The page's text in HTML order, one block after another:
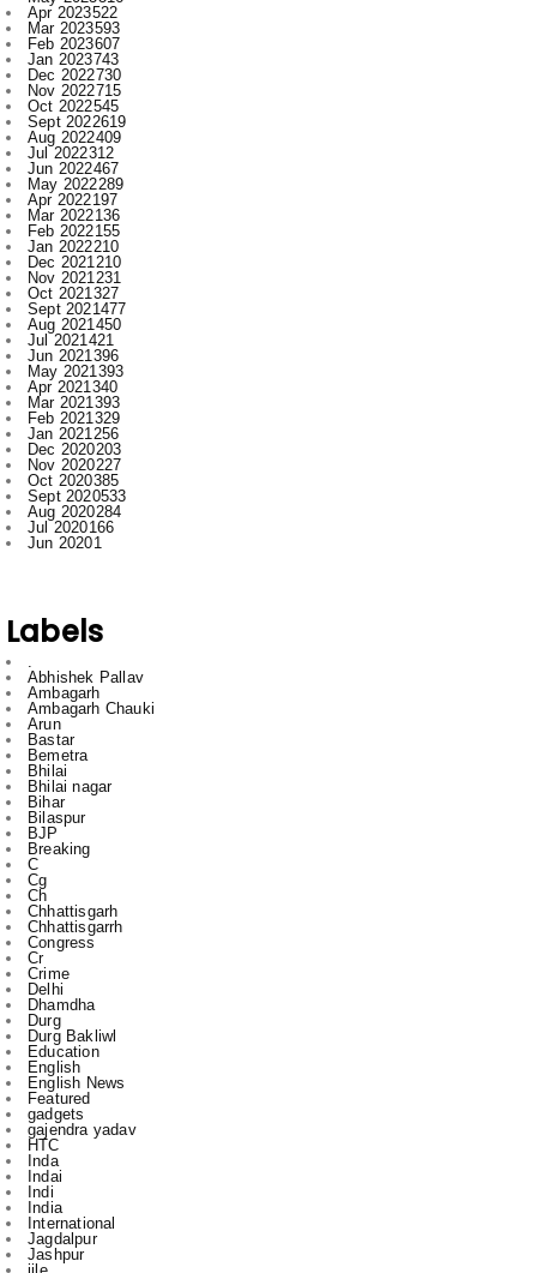
Dec 2022730
Nov 2022715
Oct 2022545
Sept 2022619
Aug 2022409
Jul 2022312
Jun 2022467
May 2022289
Apr 2022197
Mar 2022136
Feb 2022155
Jan 2022210
Dec 2021210
Nov 2021231
Oct 2021327
Sept 2021477
Aug 2021450
Jul 2021421
Jun 2021396
May 2021393
Apr 2021340
Mar 2021393
Feb 2021329
Jan 2021256
Dec 2020203
Nov 2020227
Oct 2020385
Sept 2020533
Aug 2020284
Jul 2020166
Jun 20201
Ambagarh
Ambagarh Chauki
Bastar
Bemetra
Bhilai
Bhilai nagar
Bihar
Bilaspur
BJP
Breaking
C
Cg
Ch
Chhattisgarh
Chhattisgarrh
Congress
Cr
Crime
Delhi
Dhamdha
Durg
Durg Bakliwl
Education
English
English News
Featured
gadgets
gajendra yadav
HTC
Inda
Indai
Indi
India
International
Jagdalpur
Jashpur
jile
kasdol
Kawardha
l
m